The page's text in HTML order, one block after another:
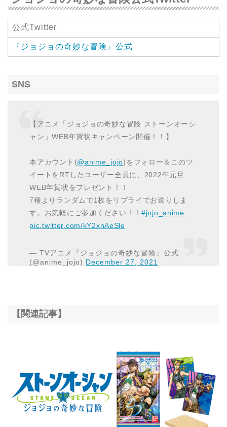
公式Twitter
『ジョジョの奇妙な冒険』公式
SNS
【アニメ「ジョジョの奇妙な冒険 ストーンオーシ
ャン」WEB年賀状キャンペーン開催！！】
本アカウント(@anime_jojo)をフォロー＆このツ
イートをRTしたユーザー全員に、2022年元旦
WEB年賀状をプレゼント！！
7種よりランダムで1枚をリプライでお送りしま
す。お気軽にご参加ください！！ #jojo_anime
pic.twitter.com/kY2xnAeSle
— TVアニメ『ジョジョの奇妙な冒険』公式
(@anime_jojo) December 27, 2021
【関連記事】